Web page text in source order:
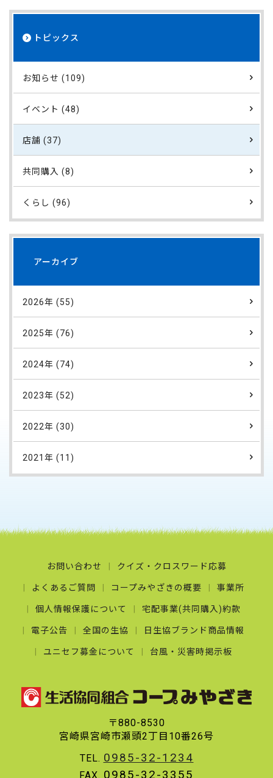
トピックス
お知らせ (109)
イベント (48)
店舗 (37)
共同購入 (8)
くらし (96)
アーカイブ
2026年 (55)
2025年 (76)
2024年 (74)
2023年 (52)
2022年 (30)
2021年 (11)
お問い合わせ クイズ・クロスワード応募
よくあるご質問 コープみやざきの概要 事業所
個人情報保護について 宅配事業(共同購入)約款
電子公告 全国の生協 日生協ブランド商品情報
ユニセフ募金について 台風・災害時掲示板
〒880-8530
宮崎県宮崎市瀬頭2丁目10番26号
TEL. 0985-32-1234
FAX. 0985-32-3355